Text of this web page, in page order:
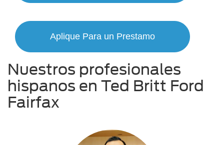
Aplique Para un Prestamo
Nuestros profesionales
hispanos en Ted Britt Ford
Fairfax